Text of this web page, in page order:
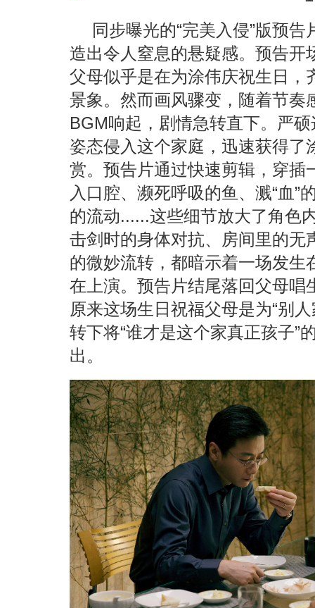
同步曝光的“完美入侵”版预
造出令人窒息的悬疑感。预告开
父母似乎是在为涂伟庆祝生日，
景象。然而画风骤变，随着节奏
BGM响起，剧情急转直下。严
姿态侵入这个家庭，迅速获得了
赏。预告片通过快速剪辑，穿插
入口腔、濒死呼吸的鱼、溅“血”
的流动......这些细节放大了角色
击剑时的身体对抗、房间里的无
的微妙流转，都暗示着一场发生
在上演。预告片结尾落回父母
原来这场生日祝福父母是为“别
转下将“谁才是这个家真正孩子”
出。